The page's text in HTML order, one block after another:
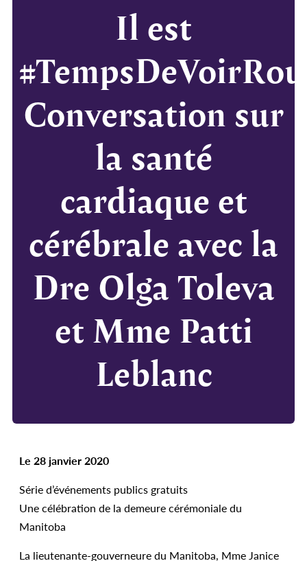
Il est
Conversation sur
la santé
cardiaque et
cérébrale avec la
Dre Olga Toleva
et Mme Patti
Leblanc
Le 28 janvier 2020
Série d’événements publics gratuits
Une célébration de la demeure cérémoniale du
Manitoba
La lieutenante-gouverneure du Manitoba, Mme Janice